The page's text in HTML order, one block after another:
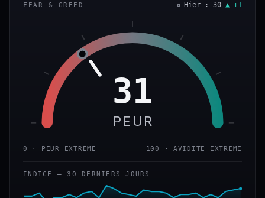
FEAR & GREED Hier : 30 ▲ +1
31
PEUR
0 · PEUR EXTRÊME 100 · AVIDITÉ EXTRÊME
INDICE — 30 DERNIERS JOURS